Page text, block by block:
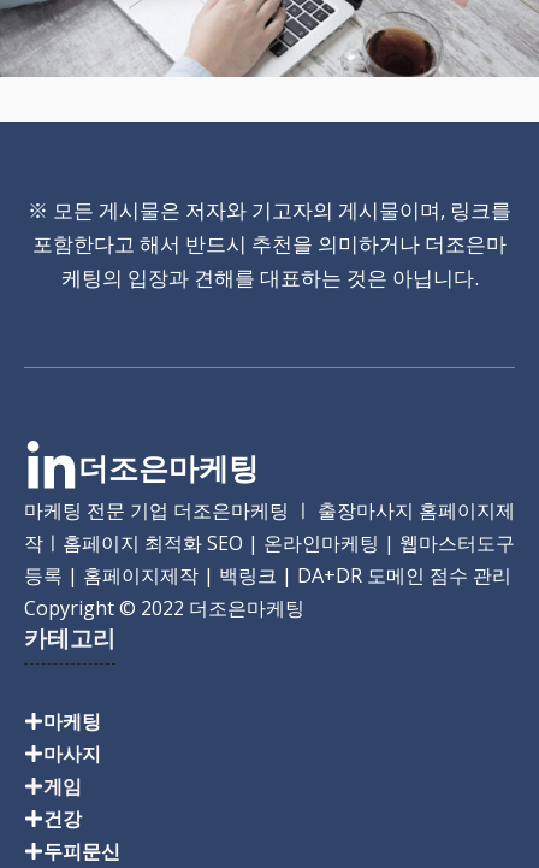
※ 모든 게시물은 저자와 기고자의 게시물이며, 링크를
포함한다고 해서 반드시 추천을 의미하거나 더조은마
케팅의 입장과 견해를 대표하는 것은 아닙니다.
더조은마케팅
마케팅 전문 기업 더조은마케팅 ㅣ 출장마사지 홈페이지제
작ㅣ홈페이지 최적화 SEO | 온라인마케팅 | 웹마스터도구
등록 | 홈페이지제작 | 백링크 | DA+DR 도메인 점수 관리
Copyright© 2022 더조은마케팅
카테고리
마케팅
마사지
게임
건강
두피문신